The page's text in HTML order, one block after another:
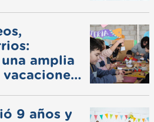
una amplia
vacaciones
9 años y